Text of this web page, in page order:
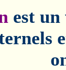
est un